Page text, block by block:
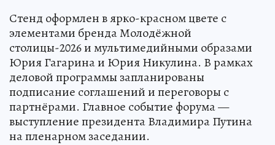
Стенд оформлен в ярко-красном цвете с
элементами бренда Молодёжной
столицы-2026 и мультимедийными образами
Юрия Гагарина и Юрия Никулина. В рамках
деловой программы запланированы
подписание соглашений и переговоры с
партнёрами. Главное событие форума —
выступление президента Владимира Путина
на пленарном заседании.